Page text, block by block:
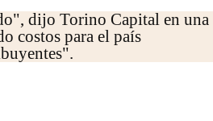
dijo Torino Capital en una
costos para el país